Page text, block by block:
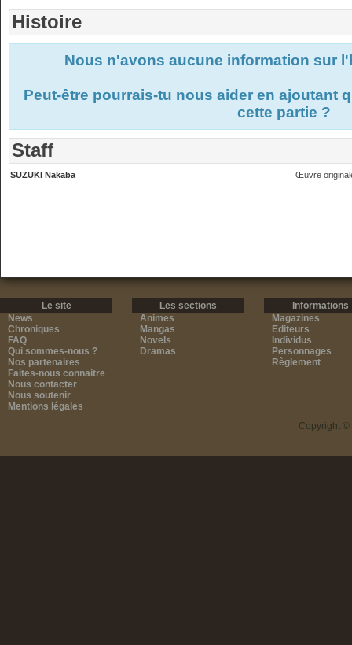
Histoire
Nous n'avons aucune information sur
Peut-être pourrais-tu nous aider en ajoutant
cette partie ?
Staff
SUZUKI Nakaba Œuvre
Le site
News
Chroniques
FAQ
Qui sommes-nous ?
Nos partenaires
Faites-nous connaitre
Nous contacter
Nous soutenir
Mentions légales
Les sections
Animes
Mangas
Novels
Dramas
Informations
Magazines
Editeurs
Individus
Personnages
Règlement
Copyright ©